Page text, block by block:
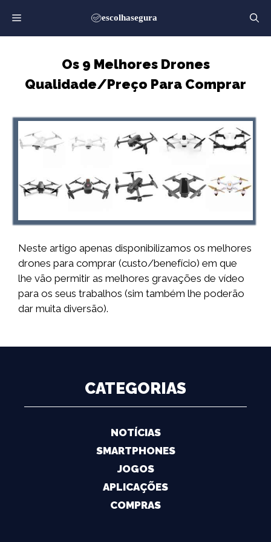
para
o
Os 9 Melhores Drones
Qualidade/Preço Para Comprar
Neste artigo apenas disponibilizamos os melhores
drones para comprar (custo/benefício) em que
lhe vão permitir as melhores gravações de vídeo
para os seus trabalhos (sim também lhe poderão
dar muita diversão).
CATEGORIAS
NOTÍCIAS
SMARTPHONES
JOGOS
APLICAÇÕES
COMPRAS